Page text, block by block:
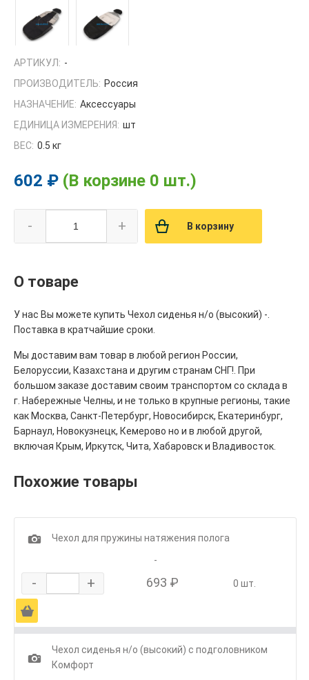
АРТИКУЛ: -
ПРОИЗВОДИТЕЛЬ: Россия
НАЗНАЧЕНИЕ: Аксессуары
ЕДИНИЦА ИЗМЕРЕНИЯ: шт
ВЕС: 0.5 кг
602 ₽ (В корзине 0 шт.)
- + В корзину
О товаре
У нас Вы можете купить Чехол сиденья н/о (высокий) -.
Поставка в кратчайшие сроки.
Мы доставим вам товар в любой регион России,
Белоруссии, Казахстана и другим странам СНГ!. При
большом заказе доставим своим транспортом со склада в
г. Набережные Челны, и не только в крупные регионы, такие
как Москва, Санкт-Петербург, Новосибирск, Екатеринбург,
Барнаул, Новокузнецк, Кемерово но и в любой другой,
включая Крым, Иркутск, Чита, Хабаровск и Владивосток.
Похожие товары
1
Чехол для пружины натяжения полога
-
- + 693 ₽ 0 шт.
Ä
1
Чехол сиденья н/о (высокий) с подголовником
Комфорт